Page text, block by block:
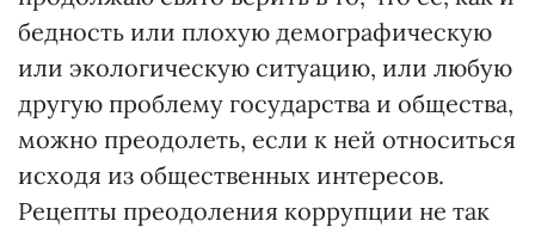
бедность или плохую демографическую
или экологическую ситуацию, или любую
другую проблему государства и общества,
можно преодолеть, если к ней относиться
исходя из общественных интересов.
Рецепты преодоления коррупции не так